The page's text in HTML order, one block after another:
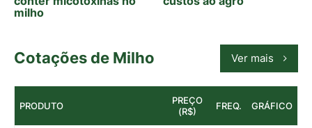
milho
Cotações de Milho Ver mais
PRODUTO
PREÇO
(R$)
FREQ. GRÁFICO